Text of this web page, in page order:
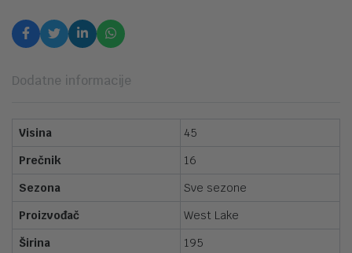
Dodatne informacije
Visina
45
Prečnik
16
Sezona
Sve sezone
Proizvođač
West Lake
Širina
195